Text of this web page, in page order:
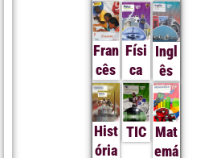
Fran
cês
Físi
ca
Ingl
ês
Hist
ória
TIC Mat
emá